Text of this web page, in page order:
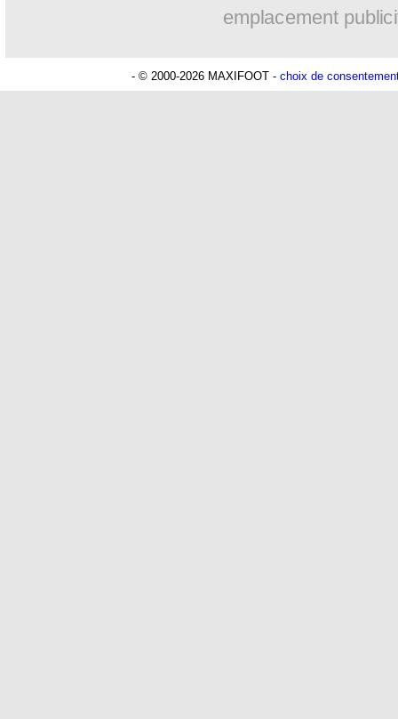
emplacement
- © 2000-2026 MAXIFOOT - choix de